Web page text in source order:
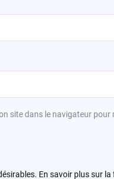
site dans le navigateur
En savoir plus sur